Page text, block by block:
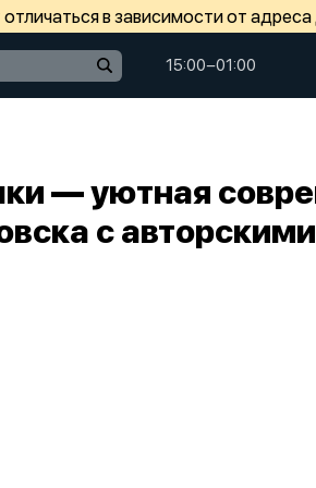
в зависимости от
15:00−01:00
— уютная
с